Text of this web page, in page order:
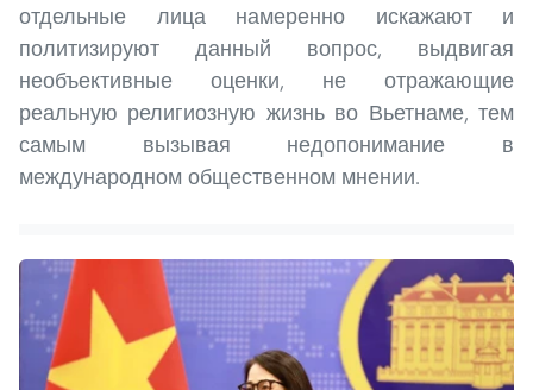
отдельные лица намеренно искажают и
политизируют данный вопрос, выдвигая
необъективные оценки, не отражающие
реальную религиозную жизнь во Вьетнаме, тем
самым вызывая недопонимание в
международном общественном мнении.